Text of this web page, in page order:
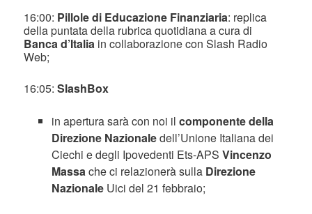
16:00: Pillole di Educazione Finanziaria: replica
della puntata della rubrica quotidiana a cura di
Banca d’Italia in collaborazione con Slash Radio
Web;
16:05:SlashBox
in apertura sarà con noi ilcomponente della
Direzione Nazionaledell’Unione Italiana dei
Ciechi e degli Ipovedenti Ets-APSVincenzo
Massache ci relazionerà sulla Direzione
Nazionale Uici del 21 febbraio;